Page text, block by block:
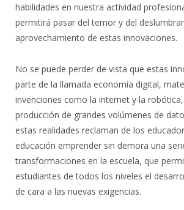
habilidades en nuestra actividad
permitirá pasar del temor y del
aprovechamiento de estas innovaciones.
No se puede perder de vista que estas
parte de la llamada economía digital,
invenciones como la internet y la
producción de grandes volúmenes de
estas realidades reclaman de los
educación emprender sin demora una
transformaciones en la escuela, que
estudiantes de todos los niveles el
de cara a las nuevas exigencias.